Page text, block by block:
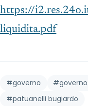
https://
liquidita.pdf
#governo
#patuanelli bugiardo